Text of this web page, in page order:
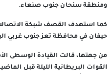
ومنطقة سنحان جنوب صنعاء.
كما استهدف القصف شبكة
حيفان في محافظة تعز جنوب غربي
من جهتها، قالت القيادة الوسطى